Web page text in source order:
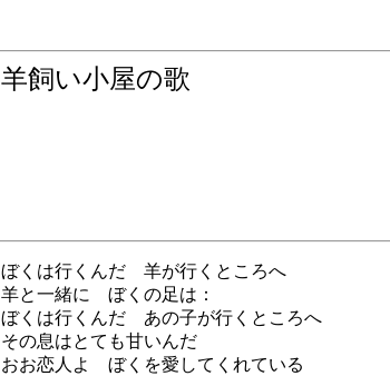
羊飼い小屋の歌
ぼくは行くんだ 羊が行くところへ
羊と一緒に ぼくの足は：
ぼくは行くんだ あの子が行くところへ
その息はとても甘いんだ
おお恋人よ ぼくを愛してくれている